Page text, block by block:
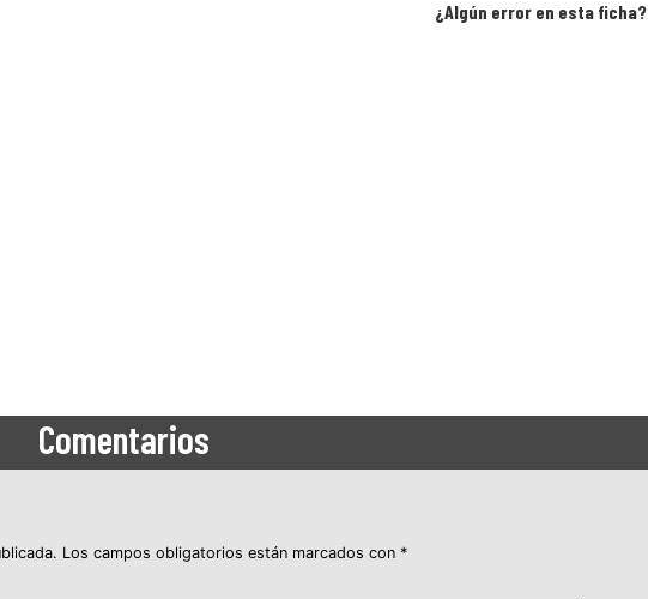
¿Algún error en esta ficha?
Comentarios
Los campos obligatorios están marcados con *